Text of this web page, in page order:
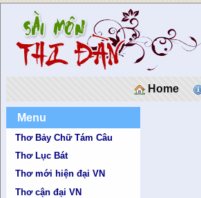
Home
Menu
Thơ Bảy Chữ Tám Câu
Thơ Lục Bát
Thơ mới hiện đại VN
Thơ cận đại VN